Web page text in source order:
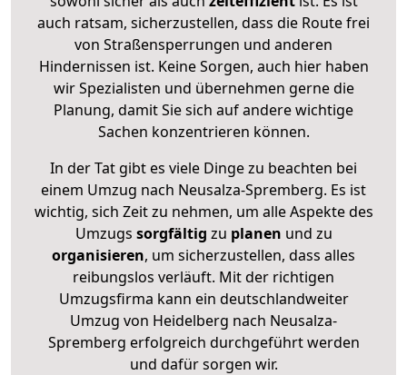
auch ratsam, sicherzustellen, dass die Route frei
von Straßensperrungen und anderen
Hindernissen ist. Keine Sorgen, auch hier haben
wir Spezialisten und übernehmen gerne die
Planung, damit Sie sich auf andere wichtige
Sachen konzentrieren können.
In der Tat gibt es viele Dinge zu beachten bei
einem Umzug nach Neusalza-Spremberg. Es ist
wichtig, sich Zeit zu nehmen, um alle Aspekte des
Umzugs sorgfältig zu planen und zu
organisieren, um sicherzustellen, dass alles
reibungslos verläuft. Mit der richtigen
Umzugsfirma kann ein deutschlandweiter
Umzug von Heidelberg nach Neusalza-
Spremberg erfolgreich durchgeführt werden
und dafür sorgen wir.